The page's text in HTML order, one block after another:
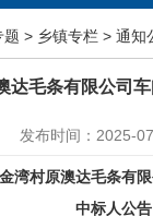
题 > 乡镇专栏 > 通知
达毛条有限公司
发布时间：2025-
湾村原澳达毛条有
中标人公告